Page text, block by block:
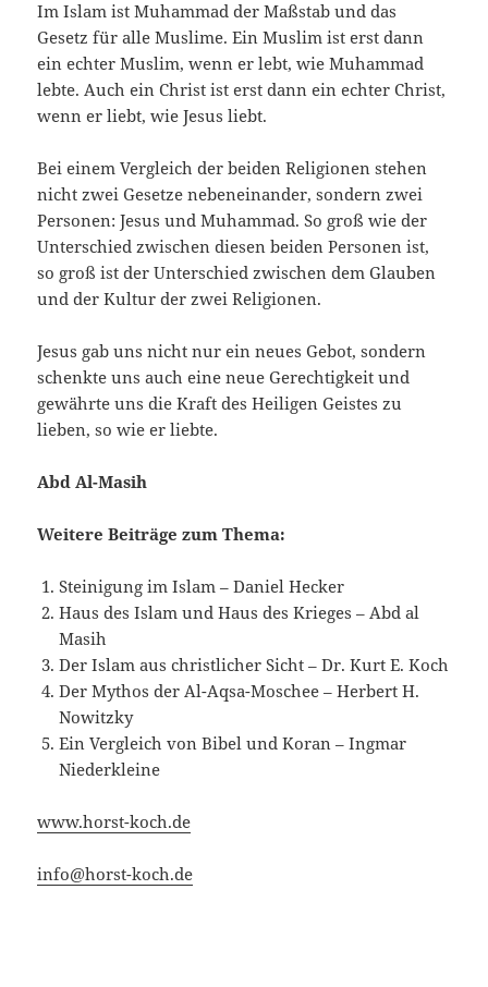
Im Islam ist Muhammad der Maßstab und das
Gesetz für alle Muslime. Ein Muslim ist erst dann
ein echter Muslim, wenn er lebt, wie Mu­hammad
lebte. Auch ein Christ ist erst dann ein echter Christ,
wenn er liebt, wie Jesus liebt.
Bei einem Vergleich der beiden Religionen ste­hen
nicht zwei Gesetze nebeneinander, sondern zwei
Personen: Jesus und Muhammad. So groß wie der
Unterschied zwischen diesen beiden Per­sonen ist,
so groß ist der Unterschied zwischen dem Glauben
und der Kultur der zwei Religio­nen.
Jesus gab uns nicht nur ein neues Gebot, son­dern
schenkte uns auch eine neue Gerechtigkeit und
gewährte uns die Kraft des Heiligen Geistes zu
lieben, so wie er liebte.
Abd Al-Masih
Weitere Beiträge zum Thema:
Steinigung im Islam – Daniel Hecker
Haus des Islam und Haus des Krieges – Abd al
Masih
Der Islam aus christlicher Sicht – Dr. Kurt E. Koch
Der Mythos der Al-Aqsa-Moschee – Herbert H.
Nowitzky
Ein Vergleich von Bibel und Koran – Ingmar
Niederkleine
www.horst-koch.de
info@horst-koch.de